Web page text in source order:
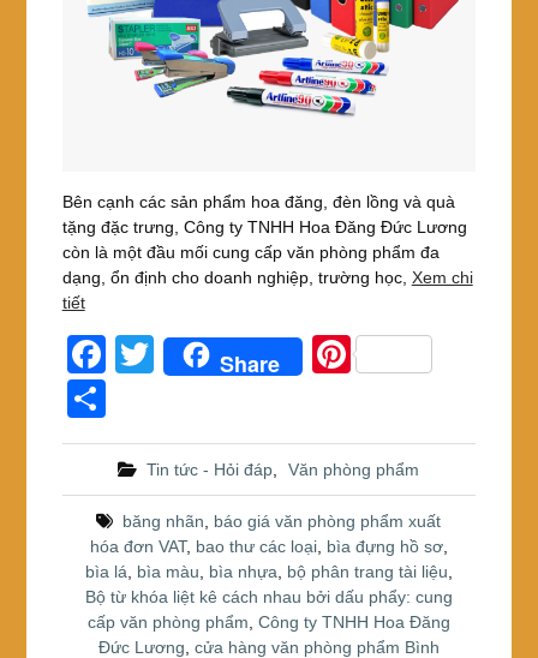
Bên cạnh các sản phẩm hoa đăng, đèn lồng và quà
tặng đặc trưng, Công ty TNHH Hoa Đăng Đức Lương
còn là một đầu mối cung cấp văn phòng phẩm đa
dạng, ổn định cho doanh nghiệp, trường học, Xem chi
tiết
F
a
c
e
b
o
o
k
T
er
Share
Pi
e
st
S
h
ar
e
Tin tức - Hỏi đáp Văn phòng phẩm
băng nhãn
báo giá văn phòng phẩm xuất
hóa đơn VAT, bao thư các loại, bìa đựng hồ sơ,
bìa lá
bìa màu bìa nhựa bộ phân trang tài liệu
Bộ từ khóa liệt kê cách nhau bởi dấu phẩy: cung
cấp văn phòng phẩm Công ty TNHH Hoa Đăng
Đức Lương cửa hàng văn phòng phẩm Bình